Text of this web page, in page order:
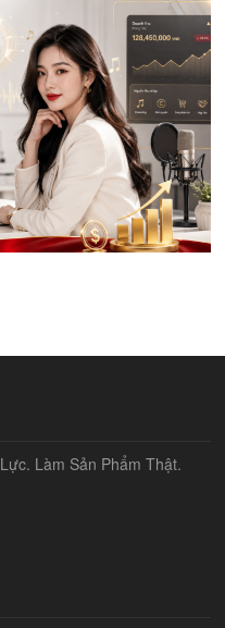
Làm Sản Phẩm Thật.